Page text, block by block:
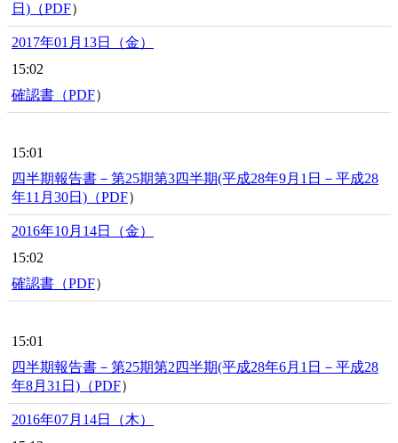
日)（PDF）
2017年01月13日（金）
15:02
確認書（PDF）
15:01
四半期報告書－第25期第3四半期(平成28年9月1日－平成28
年11月30日)（PDF）
2016年10月14日（金）
15:02
確認書（PDF）
15:01
四半期報告書－第25期第2四半期(平成28年6月1日－平成28
年8月31日)（PDF）
2016年07月14日（木）